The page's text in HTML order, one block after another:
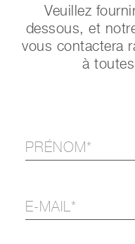
Veuillez
dessous, et
vous contactera
à